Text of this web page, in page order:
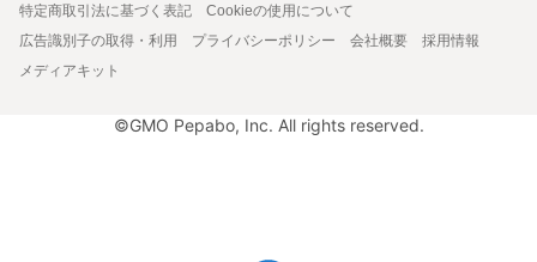
特定商取引法に基づく表記
Cookieの使用について
広告識別子の取得・利用
プライバシーポリシー 会社概要
採用情報
メディアキット
©GMO Pepabo, Inc. All rights reserved.